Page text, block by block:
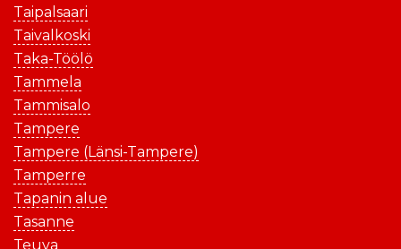
Taipalsaari
Taivalkoski
Taka-Töölö
Tammela
Tammisalo
Tampere
Tampere (Länsi-Tampere)
Tamperre
Tapanin alue
Tasanne
Teuva